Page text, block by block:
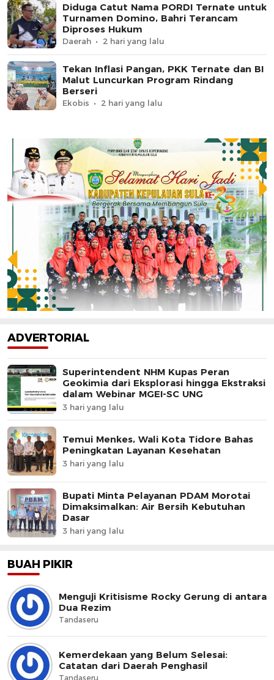
Diduga Catut Nama PORDI Ternate untuk
Turnamen Domino, Bahri Terancam
Diproses Hukum
Daerah 2 hari yang lalu
Tekan Inflasi Pangan, PKK Ternate dan BI
Malut Luncurkan Program Rindang
Berseri
Ekobis 2 hari yang lalu
ADVERTORIAL
Superintendent NHM Kupas Peran
Geokimia dari Eksplorasi hingga Ekstraksi
dalam Webinar MGEI-SC UNG
3 hari yang lalu
Temui Menkes, Wali Kota Tidore Bahas
Peningkatan Layanan Kesehatan
3 hari yang lalu
Bupati Minta Pelayanan PDAM Morotai
Dimaksimalkan: Air Bersih Kebutuhan
Dasar
3 hari yang lalu
BUAH PIKIR
Menguji Kritisisme Rocky Gerung di antara
Dua Rezim
Tandaseru
Kemerdekaan yang Belum Selesai:
Catatan dari Daerah Penghasil
Tandaseru